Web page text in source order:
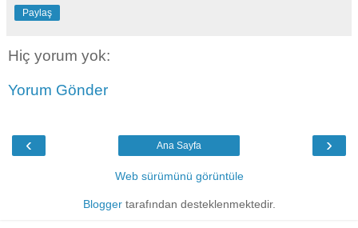
Paylaş
Hiç yorum yok:
Yorum Gönder
‹ ›
Ana Sayfa
Web sürümünü görüntüle
Bloggertarafından desteklenmektedir.